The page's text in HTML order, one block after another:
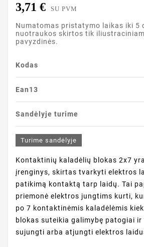
3,71 € SU PVM
Numatomas pristatymo laikas iki 5
nuotraukos skirtos tik
pavyzdinės.
Kodas
Ean13
Sandėlyje turime
Turime sandėlyje
Kontaktinių kaladėlių blokas 2x7
įrenginys, skirtas tvarkyti elektros
patikimą kontaktą tarp laidų. Tai
priemonė elektros jungtims kurti,
po 7 kontaktinėmis kaladėlėmis
blokas suteikia galimybę patogiai
sujungti arba atjungti elektros